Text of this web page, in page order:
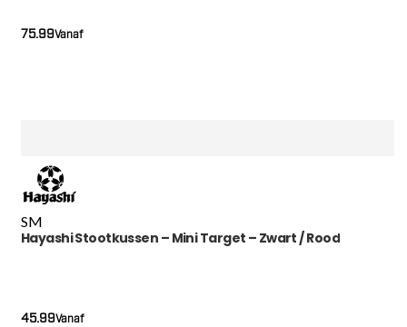
Vanaf
75.99
SM
Hayashi Stootkussen – Mini Target – Zwart / Rood
Vanaf
45.99